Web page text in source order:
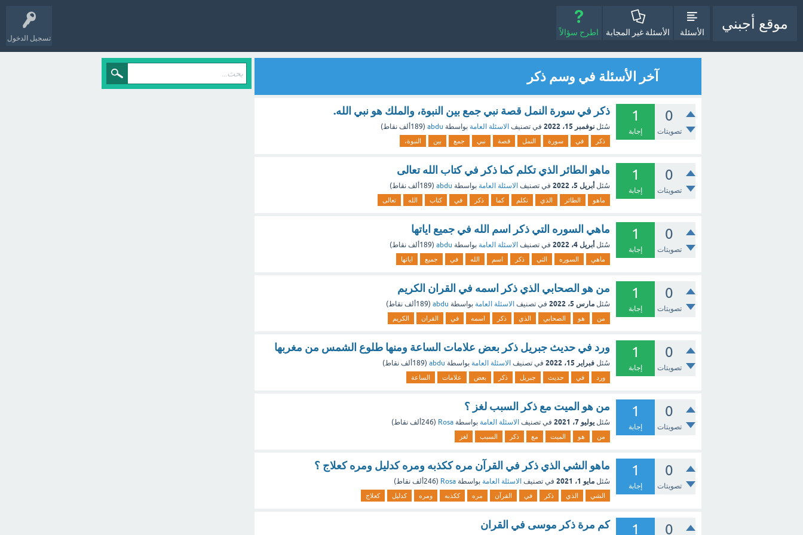
تسجيل الدخول
موقع أجبني
الأسئلة الأسئلة غير المجابة اطرح سؤالاً
آخر الأسئلة في وسم ذكر
0
تصويتات
1
إجابة
ذكر في سورة النمل قصة نبي جمع بين النبوة، والملك هو نبي الله.
سُئل نوفمبر 15، 2022 في تصنيف الاسئلة العامة بواسطة abdu
(189ألف نقاط)
ذكر في سورة النمل قصة نبي جمع بين النبوة،
0
تصويتات
1
إجابة
ماهو الطائر الذي تكلم كما ذكر في كتاب الله تعالى
سُئل أبريل 5، 2022 في تصنيف الاسئلة العامة بواسطة abdu
(189ألف نقاط)
ماهو الطائر الذي تكلم كما ذكر في كتاب الله تعالى
0
تصويتات
1
إجابة
ماهي السوره التي ذكر اسم الله في جميع اياتها
سُئل أبريل 4، 2022 في تصنيف الاسئلة العامة بواسطة abdu
(189ألف نقاط)
ماهي السوره التي ذكر اسم الله في جميع اياتها
0
تصويتات
1
إجابة
من هو الصحابي الذي ذكر اسمه في القران الكريم
سُئل مارس 5، 2022 في تصنيف الاسئلة العامة بواسطة abdu
(189ألف نقاط)
من هو الصحابي الذي ذكر اسمه في القران الكريم
0
تصويتات
1
إجابة
ورد في حديث جبريل ذكر بعض علامات الساعة ومنها طلوع الشمس من مغربها
سُئل فبراير 15، 2022 في تصنيف الاسئلة العامة بواسطة abdu
(189ألف نقاط)
ورد في حديث جبريل ذكر بعض علامات الساعة
0
تصويتات
1
إجابة
من هو الميت مع ذكر السبب لغز ؟
سُئل يوليو 7، 2021 في تصنيف الاسئلة العامة بواسطة Rosa
(246ألف نقاط)
من هو الميت مع ذكر السبب لغز
0
تصويتات
1
إجابة
ماهو الشي الذي ذكر في القرآن مره ككذبه ومره كدليل ومره كعلاج ؟
سُئل مايو 1، 2021 في تصنيف الاسئلة العامة بواسطة Rosa
(246ألف نقاط)
الشي الذي ذكر في القرآن مره ككذبه ومره كدليل كعلاج
0
1 كم مرة ذكر موسى في القران